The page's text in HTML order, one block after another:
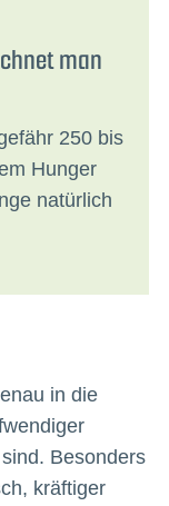
man
250 bis
Hunger
natürlich
in die
Besonders
kräftiger